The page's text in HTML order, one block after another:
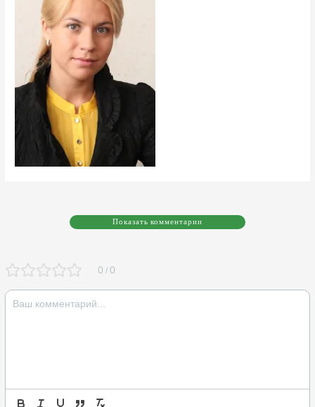
Показать комментарии
0 /0